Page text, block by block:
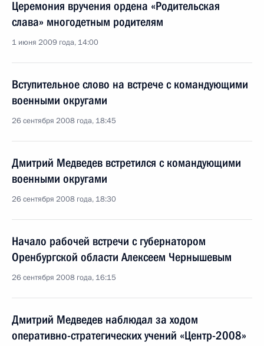
Церемония вручения ордена «Родительская
слава» многодетным родителям
1 июня 2009 года, 14:00
Вступительное слово на встрече с командующими
военными округами
26 сентября 2008 года, 18:45
Дмитрий Медведев встретился с командующими
военными округами
26 сентября 2008 года, 18:30
Начало рабочей встречи с губернатором
Оренбургской области Алексеем Чернышевым
26 сентября 2008 года, 16:15
Дмитрий Медведев наблюдал за ходом
оперативно-стратегических учений «Центр-2008»